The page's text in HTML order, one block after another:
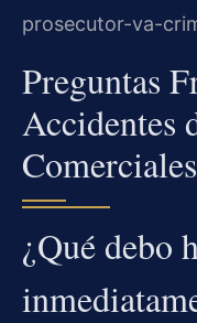
prosecutor-va-
Preguntas
Accidentes
Comerciales
¿Qué debo